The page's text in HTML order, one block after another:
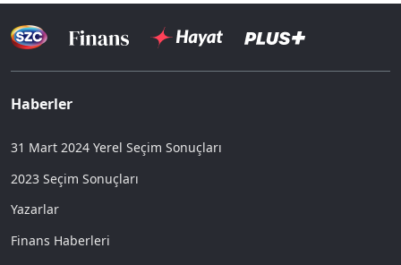
Haberler
31 Mart 2024 Yerel Seçim Sonuçları
2023 Seçim Sonuçları
Yazarlar
Finans Haberleri